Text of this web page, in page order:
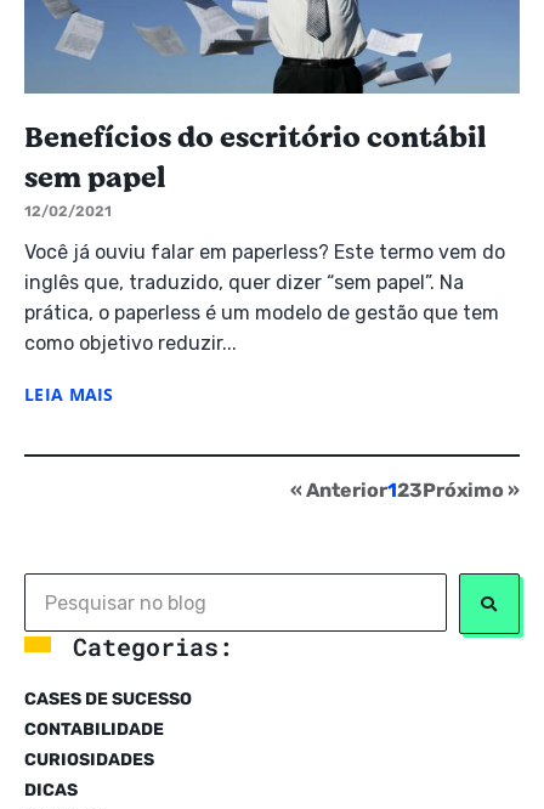
Benefícios do escritório contábil
sem papel
12/02/2021
Você já ouviu falar em paperless? Este termo vem do
inglês que, traduzido, quer dizer “sem papel”. Na
prática, o paperless é um modelo de gestão que tem
como objetivo reduzir...
LEIA MAIS
« Anterior123Próximo »
Categorias:
CASES DE SUCESSO
CONTABILIDADE
CURIOSIDADES
DICAS